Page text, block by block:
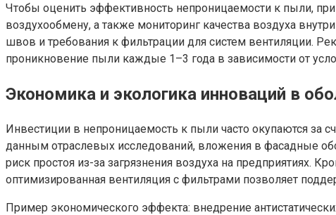
Чтобы оценить эффективность непроницаемости к пыли,
воздухообмену, а также мониторинг качества воздуха
швов и требования к фильтрации для систем вентиляции.
проникновение пыли каждые 1–3 года в зависимости от
Экономика и экологика инноваций в
Инвестиции в непроницаемость к пыли часто окупаются за
данным отраслевых исследований, вложения в фасадные
риск простоя из-за загрязнения воздуха на предприятиях.
оптимизированная вентиляция с фильтрами позволяет
Пример экономического эффекта: внедрение